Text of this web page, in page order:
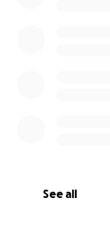
See all